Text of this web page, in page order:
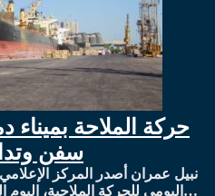
سفن وتداول 49 ألف
نبيل عمران أصدر المركز الإعلامي
اليومي للحركة الملاحية، اليوم الخميس 30 يوليو 2026، موضحاً أن…